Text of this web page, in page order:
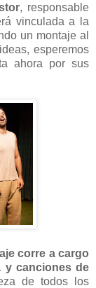
, responsable
vinculada a la
un montaje al
esperemos
ahora por sus
corre a cargo
y canciones de
de todos los